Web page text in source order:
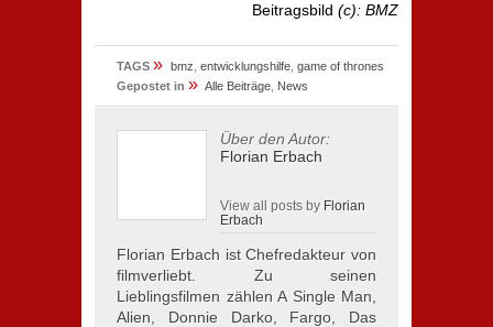
Beitragsbild (c): BMZ
TAGS » bmz entwicklungshilfe game of thrones
Gepostet in » Alle Beiträge News
Über den Autor:
Florian Erbach
View all posts by Florian
Erbach
Florian Erbach ist Chefredakteur von
filmverliebt. Zu seinen
Lieblingsfilmen zählen A Single Man,
Alien, Donnie Darko, Fargo, Das